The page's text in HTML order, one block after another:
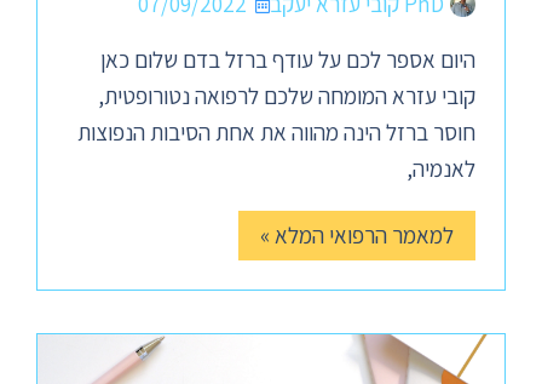
היום אספר לכם על עודף ברזל בדם שלום כאן
קובי עזרא המומחה שלכם לרפואה נטורופטית,
חוסר ברזל הינה מהווה את אחת הסיבות הנפוצות
לאנמיה,
למאמר הרפואי המלא »